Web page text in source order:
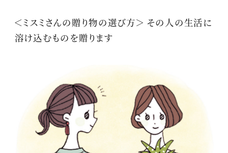
＜ミスミさんの贈り物の選び方＞ その人の生活に
溶け込むものを贈ります